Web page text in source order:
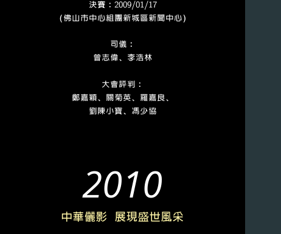
決賽﹕2009/01/17
（佛山市中心組團新城區新聞中心）
司儀﹕
曾志偉、李浩林
大會評判﹕
鄭嘉穎、關菊英、羅嘉良、
劉陳小寶、馮少協
2010
中華儷影 展現盛世風采